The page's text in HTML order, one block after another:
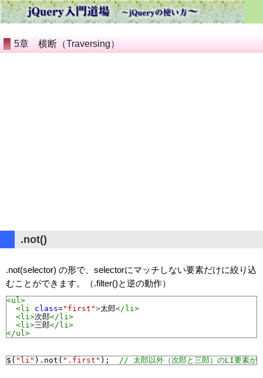
5章 横断（Traversing）
.not()
.not(selector) の形で、selectorにマッチしない要素だけに絞り込
むことができます。（.filter()と逆の動作）
<ul>
<li
class="first">太郎</li>
<li>次郎</li>
<li>三郎</li>
</ul>
$ ( "li" ). not ( ".first" ); // 太郎以外（次郎と三郎）のLI要素が